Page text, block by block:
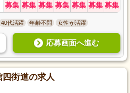
募集 募集 募集 募集 募集 募集 募集
40代活躍 年齢不問 女性が活躍
応募画面へ進む
四街道の求人